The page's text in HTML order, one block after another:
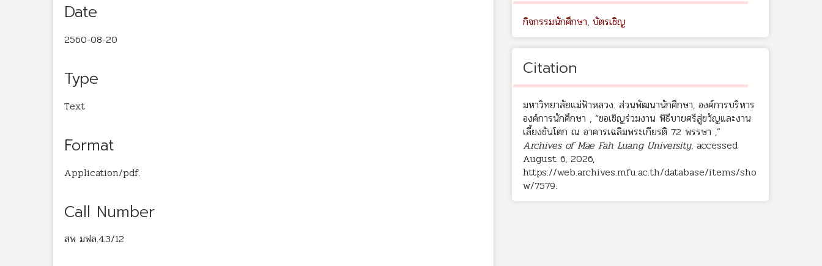
Date
2560-08-20
Type
Text
Format
Application/pdf.
Call Number
สพ มฟล.4.3/12
กิจกรรมนักศึกษา, บัตรเชิญ
Citation
มหาวิทยาลัยแม่ฟ้าหลวง. ส่วนพัฒนานักศึกษา, องค์การบริหาร
องค์การนักศึกษา , “ขอเชิญร่วมงาน พิธีบายศรีสู่ขวัญและงาน
เลี้ยงขันโตก ณ อาคารเฉลิมพระเกียรติ 72 พรรษา ,”
Archives of Mae Fah Luang University, accessed
August 6, 2026,
https://web.archives.mfu.ac.th/database/items/sho
w/7579.